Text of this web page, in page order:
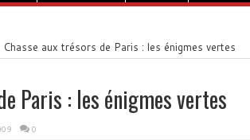
Chasse aux trésors de Paris : les énigmes vertes
Paris : les énigmes vertes
0